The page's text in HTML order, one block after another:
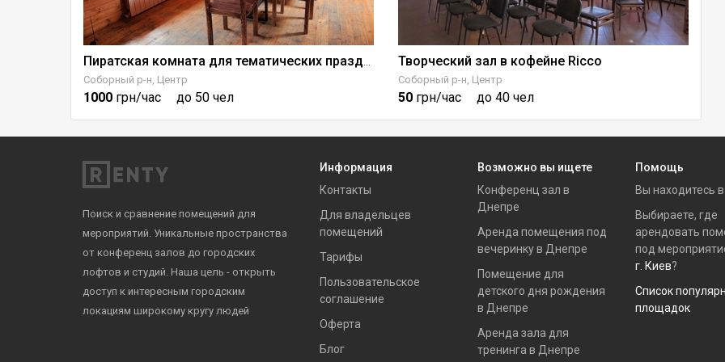
Соборный р-н, Центр
1000 грн/час до 50 чел
Творческий зал в кофейне Ricco
Соборный р-н, Центр
50 грн/час до 40 чел
Поиск и сравнение помещений для
мероприятий. Уникальные пространства
от конференц залов до городских
лофтов и студий. Наша цель - открыть
доступ к интересным городским
локациям широкому кругу людей
Информация
Контакты
Для владельцев
помещений
Тарифы
Пользовательское
соглашение
Оферта
Блог
Возможно вы ищете
Конференц зал в
Днепре
Аренда помещения под
вечеринку в Днепре
Помещение для
детского дня рождения
в Днепре
Аренда зала для
тренинга в Днепре
Помощь
Вы находитесь в
Выбираете, где
арендовать
под
г. Киев?
Список
площадок